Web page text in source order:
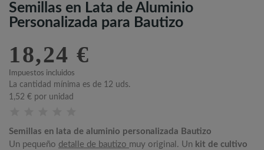
Semillas en Lata de Aluminio
Personalizada para Bautizo
18,24 €
Impuestos incluidos
La cantidad mínima es de 12 uds.
1,52 € por unidad
Semillas en lata de aluminio personalizada Bautizo
Un pequeño detalle de bautizo muy original. Un kit de cultivo